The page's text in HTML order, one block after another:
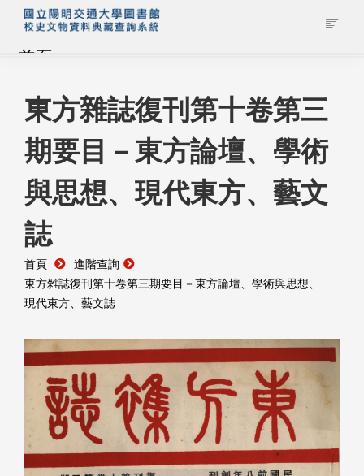
首頁
藏品查詢
校史館簡介
藏品清單全覽
資料調閱申請
管理者登入
東方雜誌復刊第十卷第三
期要目－東方論壇、學術
與思想、現代東方、藝文
誌
首頁
進階查詢
東方雜誌復刊第十卷第三期要目－東方論壇、學術與思想、
現代東方、藝文誌